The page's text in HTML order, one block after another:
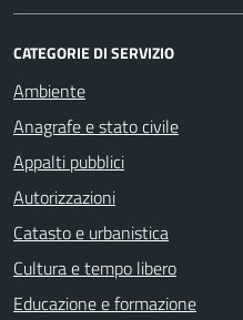
CATEGORIE DI SERVIZIO
Ambiente
Anagrafe e stato civile
Appalti pubblici
Autorizzazioni
Catasto e urbanistica
Cultura e tempo libero
Educazione e formazione